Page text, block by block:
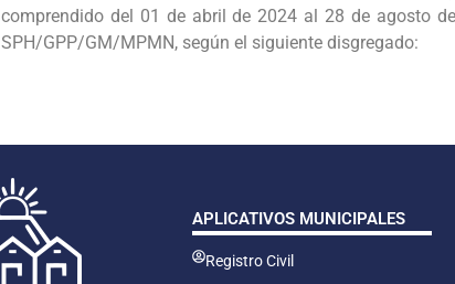
comprendido del 01 de abril de 2024 al 28 de agosto
SPH/GPP/GM/MPMN, según el siguiente disgregado:
APLICATIVOS MUNICIPALES
Registro Civil